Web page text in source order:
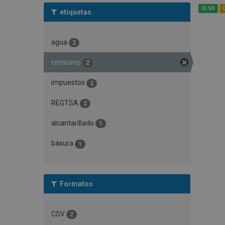
etiquetas
agua 2
consumo 2
impuestos 2
REGTSA 2
alcantarillado 1
basura 1
Formatos
CSV 2
XLSX